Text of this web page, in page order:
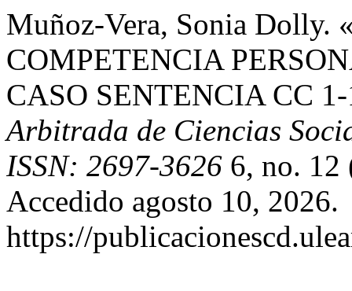
Muñoz-Vera, Sonia Dolly.
COMPETENCIA
CASO SENTENCIA CC
Arbitrada de Ciencias
ISSN: 2697-3626 6, no.
Accedido agosto 10, 2026.
https://